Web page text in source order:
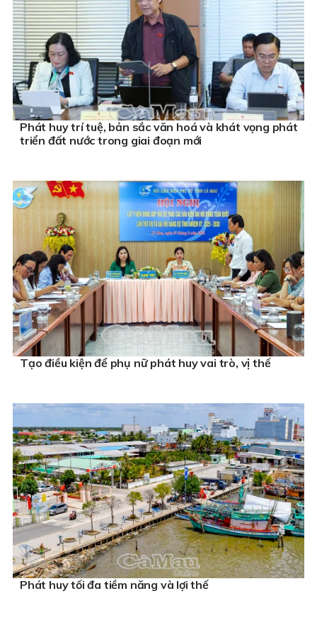
Phát huy trí tuệ, bản sắc văn hoá và khát vọng phát
triển đất nước trong giai đoạn mới
Tạo điều kiện để phụ nữ phát huy vai trò, vị thế
Phát huy tối đa tiềm năng và lợi thế